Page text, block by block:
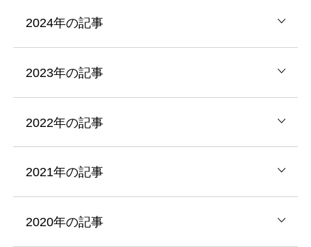
2024年の記事
2023年の記事
2022年の記事
2021年の記事
2020年の記事